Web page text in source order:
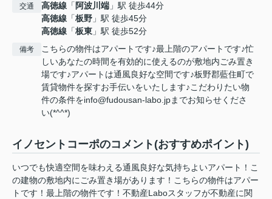
交通 高徳線 「 阿波川端 」駅 徒歩44分
高徳線 「板野 」駅 徒歩45分
高徳線 「板東 」駅 徒歩52分
備考
こちらの物件はアパートです♪最上階のアパートです♪忙
しいあなたの時間を有効的に使えるのが敷地内ごみ置き
場です♪アパートは通風良好な空間です♪板野郡藍住町で
賃貸物件を探すお手伝いをいたします♪こだわりたい物
件の条件をinfo@fudousan-labo.jpまでお知らせくださ
い(*^^*)
イノセントコーポのコメント(おすすめポイント)
いつでも快適空間を味わえる通風良好な気持ちよいアパート！こ
の建物の敷地内にごみ置き場があります！こちらの物件はアパー
トです！最上階の物件です！不動産Laboスタッフが不動産に関